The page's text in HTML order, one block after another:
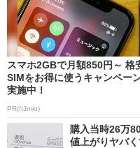
スマホ2GBで月額850円～ 格
SIMをお得に使うキャンペー
実施中！
PR(IIJmio)
購入当時26万
値上がりヤバ